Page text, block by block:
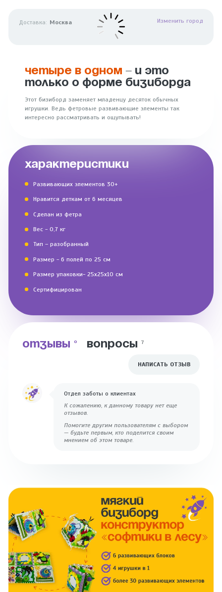
Доставка: Москва Изменить город
ЧЕТЫРЕ В ОДНОМ– И ЭТО
ТОЛЬКО О ФОРМЕ БИЗИБОРДА
Этот бизиборд заменяет младенцу десяток обычных
игрушки. Ведь фетровые развивающие элементы так
интересно рассматривать и ощупывать!
ХАРАКТЕРИСТИКИ
Развивающих элементов 30+
Нравится деткам от 6 месяцев
Сделан из фетра
Вес - 0,7 кг
Тип – разобранный
Размер - 6 полей по 25 см
Размер упаковки- 25х25х10 см
Сертифицирован
ОТЗЫВЫ 0 ВОПРОСЫ 7
НАПИСАТЬ ОТЗЫВ
Отдел заботы о клиентах
К сожалению, к данному товару нет еще
отзывов.
Помогите другим пользователям с выбором
— будьте первым, кто поделится своим
мнением об этом товаре.